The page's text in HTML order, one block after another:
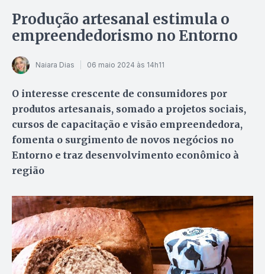
Produção artesanal estimula o
empreendedorismo no Entorno
Naiara Dias 06 maio 2024 às 14h11
O interesse crescente de consumidores por
produtos artesanais, somado a projetos sociais,
cursos de capacitação e visão empreendedora,
fomenta o surgimento de novos negócios no
Entorno e traz desenvolvimento econômico à
região